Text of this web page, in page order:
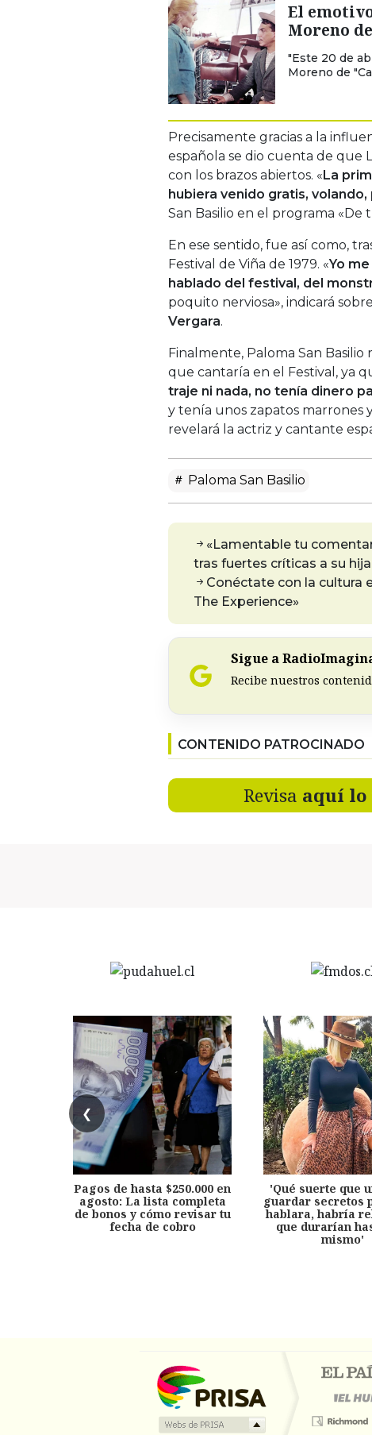
El
Moreno
"Este 20 de
Moreno de
Precisamente gracias a la
española se dio cuenta de que
con los brazos abiertos. «La
hubiera venido gratis,
San Basilio en el programa «De
En ese sentido, fue así como,
Festival de Viña de 1979. «Yo
hablado del festival, del
poquito nerviosa», indicará
Vergara.
Finalmente, Paloma San
que cantaría en el Festival, ya
traje ni nada, no tenía dinero
y tenía unos zapatos marrones
revelará la actriz y cantante
Paloma San Basilio
«Lamentable tu
tras fuertes críticas a su
Conéctate con la cultura
The Experience»
Sigue a
Recibe nuestros
CONTENIDO PATROCINADO
Revisa aquí
❮
Pagos de hasta $250.000 en
agosto: La lista completa
de bonos y cómo revisar tu
fecha de cobro
'Qué suerte que
guardar secretos
hablara, habría
que durarían
mismo'